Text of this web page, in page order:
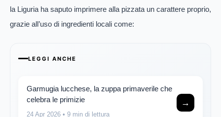
la Liguria ha saputo imprimere alla pizzata un carattere proprio,
grazie all’uso di ingredienti locali come:
LEGGI ANCHE
Garmugia lucchese, la zuppa primaverile che
celebra le primizie
24 Apr 2026 • 9 min di lettura
→